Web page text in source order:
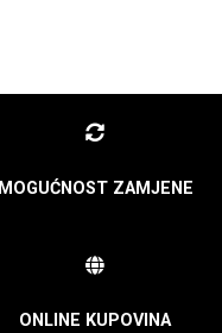
MOGUĆNOST ZAMJENE
ONLINE KUPOVINA